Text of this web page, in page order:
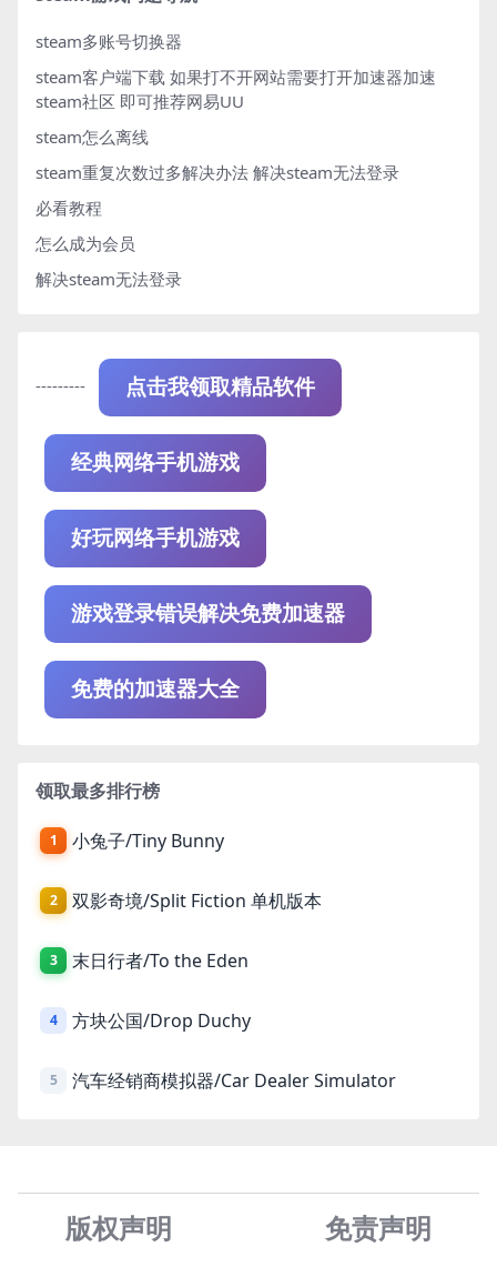
steam多账号切换器
steam客户端下载 如果打不开网站需要打开加速器加速
steam社区 即可推荐网易UU
steam怎么离线
steam重复次数过多解决办法 解决steam无法登录
必看教程
怎么成为会员
解决steam无法登录
--------- 点击我领取精品软件
经典网络手机游戏
好玩网络手机游戏
游戏登录错误解决免费加速器
免费的加速器大全
领取最多排行榜
1 小兔子/Tiny Bunny
2 双影奇境/Split Fiction 单机版本
3 末日行者/To the Eden
4 方块公国/Drop Duchy
5 汽车经销商模拟器/Car Dealer Simulator
版权声明 免责声明